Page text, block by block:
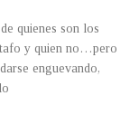
quienes son los
y quien no…pero
enguevando,